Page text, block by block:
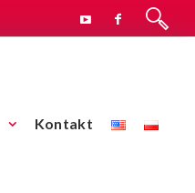
Kontakt